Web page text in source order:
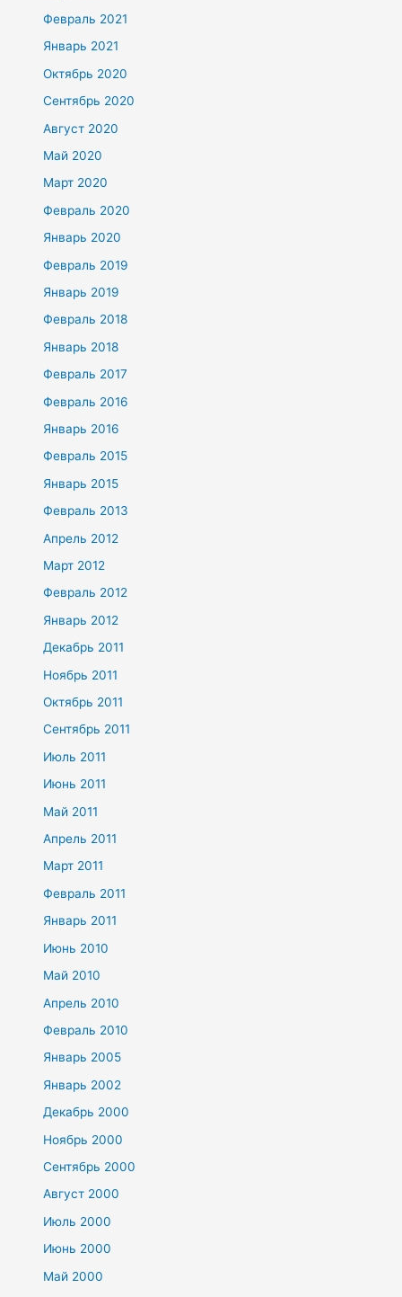
Февраль 2021
Январь 2021
Октябрь 2020
Сентябрь 2020
Август 2020
Май 2020
Март 2020
Февраль 2020
Январь 2020
Февраль 2019
Январь 2019
Февраль 2018
Январь 2018
Февраль 2017
Февраль 2016
Январь 2016
Февраль 2015
Январь 2015
Февраль 2013
Апрель 2012
Март 2012
Февраль 2012
Январь 2012
Декабрь 2011
Ноябрь 2011
Октябрь 2011
Сентябрь 2011
Июль 2011
Июнь 2011
Май 2011
Апрель 2011
Март 2011
Февраль 2011
Январь 2011
Июнь 2010
Май 2010
Апрель 2010
Февраль 2010
Январь 2005
Январь 2002
Декабрь 2000
Ноябрь 2000
Сентябрь 2000
Август 2000
Июль 2000
Июнь 2000
Май 2000